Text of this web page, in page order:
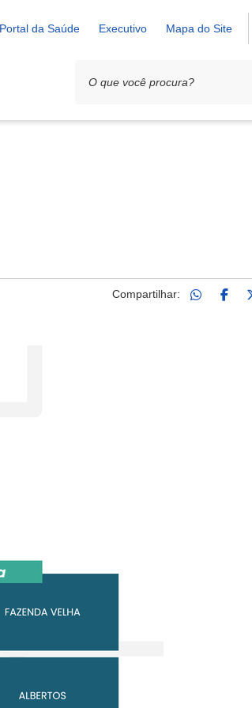
Portal da Saúde Executivo Mapa do Site
de 31 de maio
Compartilhar: